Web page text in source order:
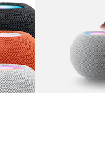
图像 1